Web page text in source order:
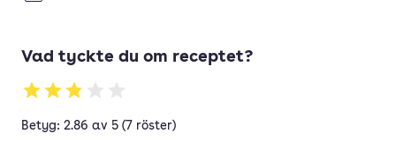
Vad tyckte du om receptet?
Betyg: 2.86 av 5 (7 röster)